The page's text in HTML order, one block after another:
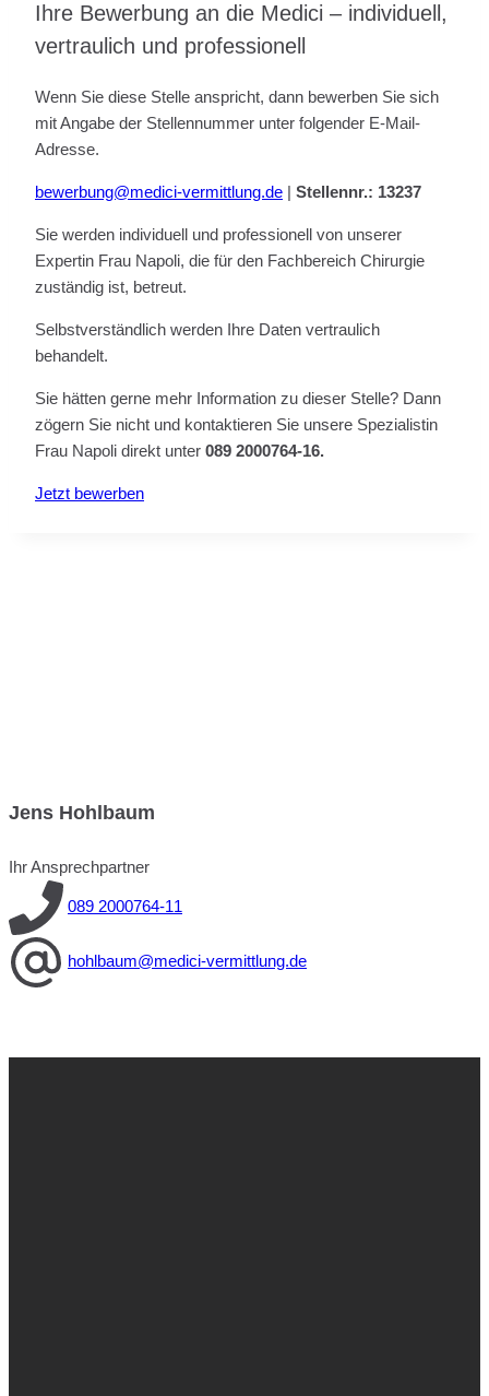
Ihre Bewerbung an die Medici – individuell,
vertraulich und professionell
Wenn Sie diese Stelle anspricht, dann bewerben Sie sich
mit Angabe der Stellennummer unter folgender E-Mail-
Adresse.
bewerbung@medici-vermittlung.de | Stellennr.: 13237
Sie werden individuell und professionell von unserer
Expertin Frau Napoli, die für den Fachbereich Chirurgie
zuständig ist, betreut.
Selbstverständlich werden Ihre Daten vertraulich
behandelt.
Sie hätten gerne mehr Information zu dieser Stelle? Dann
zögern Sie nicht und kontaktieren Sie unsere Spezialistin
Frau Napoli direkt unter 089 2000764-16.
Jetzt bewerben
Jens Hohlbaum
Ihr Ansprechpartner
089 2000764-11
hohlbaum@medici-vermittlung.de